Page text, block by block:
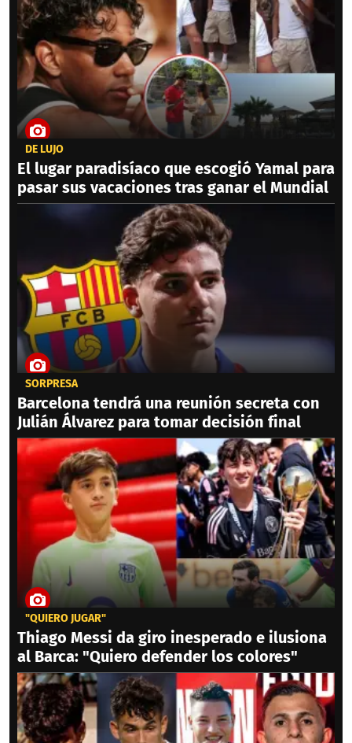
DE LUJO
El lugar paradisíaco que escogió Yamal para
pasar sus vacaciones tras ganar el Mundial
SORPRESA
Barcelona tendrá una reunión secreta con
Julián Álvarez para tomar decisión final
"QUIERO JUGAR"
Thiago Messi da giro inesperado e ilusiona
al Barca: "Quiero defender los colores"